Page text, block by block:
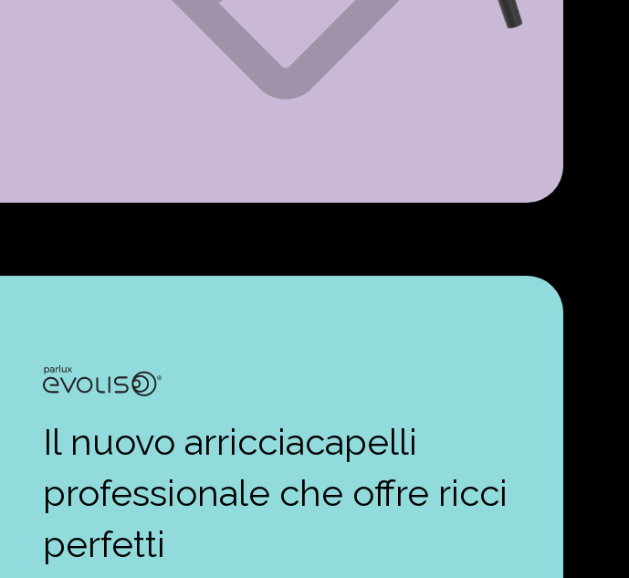
Il nuovo arricciacapelli
professionale che offre ricci
perfetti